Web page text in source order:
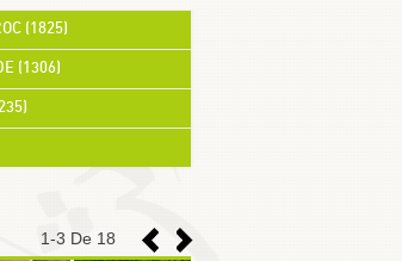
(1825)
(1306)
1-3 De 18